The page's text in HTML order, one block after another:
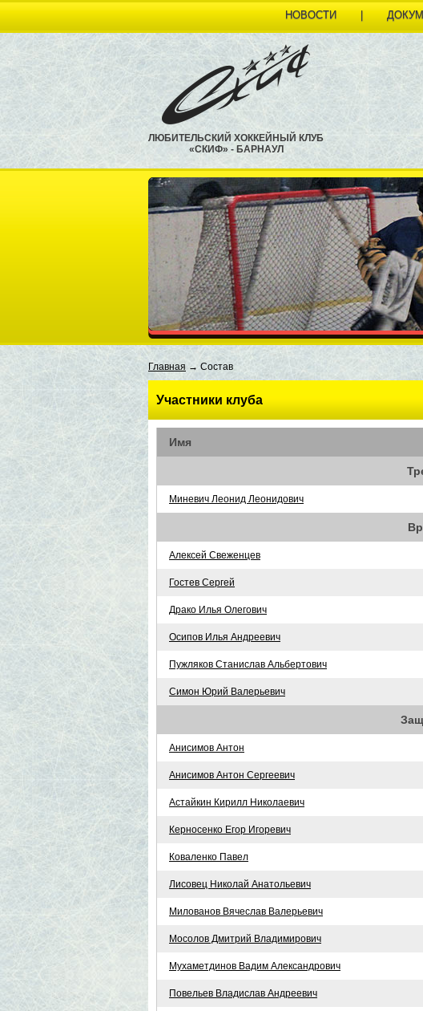
НОВОСТИ |
ЛЮБИТЕЛЬСКИЙ ХОККЕЙНЫЙ КЛУБ
«СКИФ» - БАРНАУЛ
Главная → Состав
Участники клуба
Имя
Миневич Леонид Леонидович
Алексей Свеженцев
Гостев Сергей
Драко Илья Олегович
Осипов Илья Андреевич
Пужляков Станислав Альбертович
Симон Юрий Валерьевич
Анисимов Антон
Анисимов Антон Сергеевич
Астайкин Кирилл Николаевич
Керносенко Егор Игоревич
Коваленко Павел
Лисовец Николай Анатольевич
Милованов Вячеслав Валерьевич
Мосолов Дмитрий Владимирович
Мухаметдинов Вадим Александрович
Повельев Владислав Андреевич